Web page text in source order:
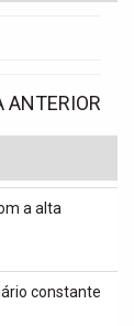
ANTERIOR
a alta
constante